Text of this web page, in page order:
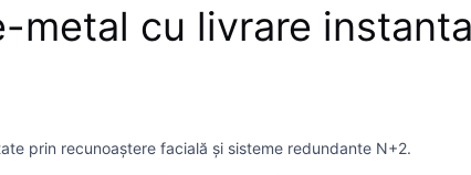
metal cu livrare
prin recunoaștere facială și sisteme redundante N+2.